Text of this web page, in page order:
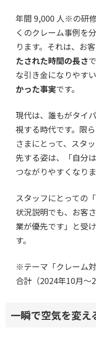
年間 9,000 人※の研
くのクレーム事例を
ります。それは、お
たされた時間の長さ
な引き金になりやすい
かった事実です。
現代は、誰もがタイ
視する時代です。限
さまにとって、スタ
先する姿は、「自分
つながりやすくなりま
スタッフにとっての
状況説明でも、お客
業が優先です」と受
す。
※テーマ「クレーム
合計（2024年10月～
一瞬で空気を変え